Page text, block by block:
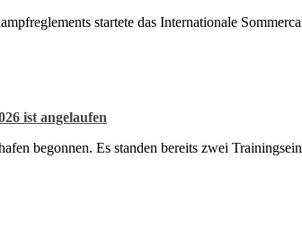
startete das Internationale
ist angelaufen
begonnen. Es standen bereits zwei